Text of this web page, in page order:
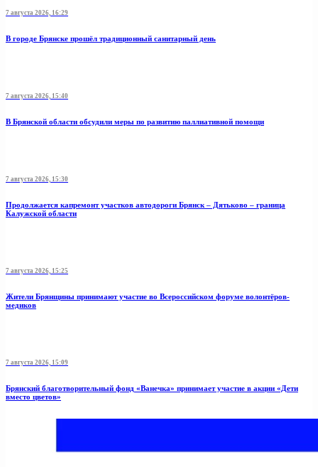
7 августа 2026, 16:29
В городе Брянске прошёл традиционный санитарный день
7 августа 2026, 15:40
В Брянской области обсудили меры по развитию паллиативной помощи
7 августа 2026, 15:30
Продолжается капремонт участков автодороги Брянск – Дятьково – граница
Калужской области
7 августа 2026, 15:25
Жители Брянщины принимают участие во Всероссийском форуме волонтёров-
медиков
7 августа 2026, 15:09
Брянский благотворительный фонд «Ванечка» принимает участие в акции «Дети
вместо цветов»